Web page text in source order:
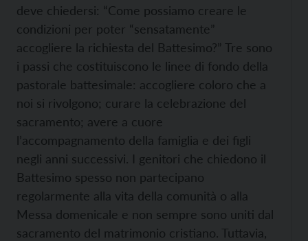
deve chiedersi: “Come possiamo creare le
condizioni per poter “sensatamente”
accogliere la richiesta del Battesimo?” Tre sono
i passi che costituiscono le linee di fondo della
pastorale battesimale: accogliere coloro che a
noi si rivolgono; curare la celebrazione del
sacramento; avere a cuore
l’accompagnamento della famiglia e dei figli
negli anni successivi. I genitori che chiedono il
Battesimo spesso non partecipano
regolarmente alla vita della comunità o alla
Messa domenicale e non sempre sono uniti dal
sacramento del matrimonio cristiano. Tuttavia,